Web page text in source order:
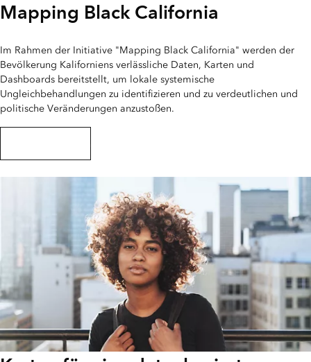
Ein Hoch auf die
Frauenrechte
Weitere
über die Rolle von
GIS für SDGs
Mapping Black California
Im Rahmen der Initiative "Mapping Black California" werden der
Bevölkerung Kaliforniens verlässliche Daten, Karten und
Dashboards bereitstellt, um lokale systemische
Ungleichbehandlungen zu identifizieren und zu verdeutlichen und
politische Veränderungen anzustoßen.